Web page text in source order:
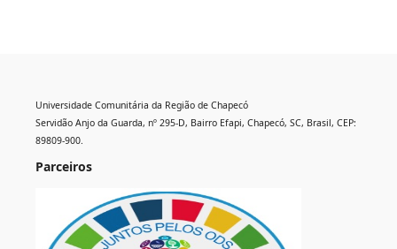
Universidade Comunitária da Região de Chapecó
Servidão Anjo da Guarda, nº 295-D, Bairro Efapi, Chapecó, SC, Brasil, CEP:
89809-900.
Parceiros